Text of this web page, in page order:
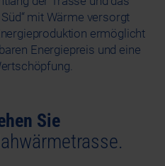
mit Wärme versorgt
ermöglicht
Energiepreis und eine
Sie